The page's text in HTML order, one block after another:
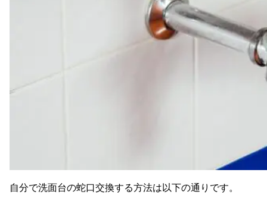
自分で洗面台の蛇口交換する方法は以下の通りです。